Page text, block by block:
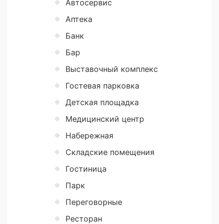
Автосервис
Аптека
Банк
Бар
Выставочный комплекс
Гостевая парковка
Детская площадка
Медицинский центр
Набережная
Складские помещения
Гостиница
Парк
Переговорные
Ресторан